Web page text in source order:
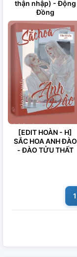
thận nhập) - Động
Đồng
[EDIT HOÀN - H]
SẮC HOA ANH ĐÀO
- ĐÀO TỬU THẤT
1